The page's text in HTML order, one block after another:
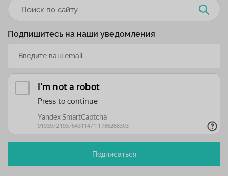
Подпишитесь на наши уведомления
Подписаться